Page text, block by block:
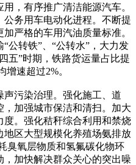
，有序推广清洁能源汽车。
务用车电动化进程。不断提
严格的车用汽油质量标准。
公转铁”、“公转水”，大力发
五”时期，铁路货运量占比提
速超过2%。
污染治理。强化施工、道
加强城市保洁和清扫。加大
。强化秸秆综合利用和禁烧
地区大型规模化养殖场氨排放
臭氧层物质和氢氟碳化物环
加快解决群众关心的突出噪